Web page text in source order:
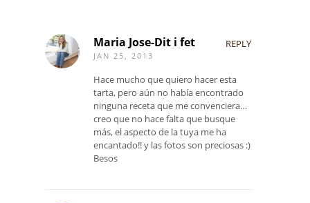
Maria Jose-Dit i fet
JAN 25, 2013
REPLY
Hace mucho que quiero hacer esta
tarta, pero aún no había encontrado
ninguna receta que me convenciera…
creo que no hace falta que busque
más, el aspecto de la tuya me ha
encantado!! y las fotos son preciosas :)
Besos